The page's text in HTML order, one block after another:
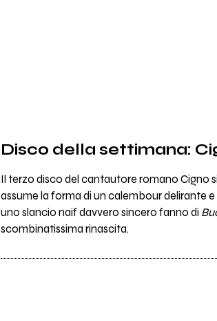
Disco della settimana:
Il terzo disco del cantautore romano Cigno
assume la forma di un calembour delirante
uno slancio naif davvero sincero fanno di
scombinatissima rinascita.